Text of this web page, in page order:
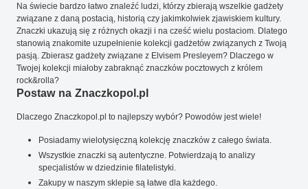
Na świecie bardzo łatwo znaleźć ludzi, którzy zbierają wszelkie gadżety
związane z daną postacią, historią czy jakimkolwiek zjawiskiem kultury.
Znaczki ukazują się z różnych okazji i na cześć wielu postaciom. Dlatego
stanowią znakomite uzupełnienie kolekcji gadżetów związanych z Twoją
pasją. Zbierasz gadżety związane z Elvisem Presleyem? Dlaczego w
Twojej kolekcji miałoby zabraknąć znaczków pocztowych z królem
rock&rolla?
Postaw na Znaczkopol.pl
Dlaczego Znaczkopol.pl to najlepszy wybór? Powodów jest wiele!
Posiadamy wielotysięczną kolekcję znaczków z całego świata.
Wszystkie znaczki są autentyczne. Potwierdzają to analizy
specjalistów w dziedzinie filatelistyki.
Zakupy w naszym sklepie są łatwe dla każdego.